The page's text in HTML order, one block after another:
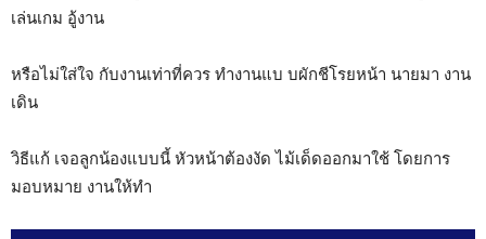
เล่นเกม อู้งาน
หรือไม่ใส่ใจ กับงานเท่าที่ควร ทำงานแบ บผักชีโรยหน้า นายมา งาน
เดิน
วิธีแก้ เจอลูกน้องแบบนี้ หัวหน้าต้องงัด ไม้เด็ดออกมาใช้ โดยการ
มอบหมาย งานให้ทำ